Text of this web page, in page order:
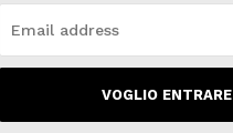
VOGLIO ENTRARE